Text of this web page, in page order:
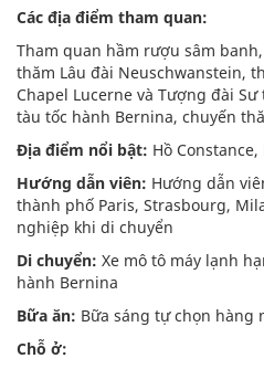
Các địa điểm tham quan:
Tham quan hầm rượu sâm
thăm Lâu đài Neuschwanstein,
Chapel Lucerne và Tượng đài
tàu tốc hành Bernina, chuyến
Địa điểm nổi bật: Hồ
Hướng dẫn viên: Hướng dẫn
thành phố Paris, Strasbourg,
nghiệp khi di chuyển
Di chuyển: Xe mô tô máy lạnh
hành Bernina
Bữa ăn: Bữa sáng tự chọn hàng
Chỗ ở: